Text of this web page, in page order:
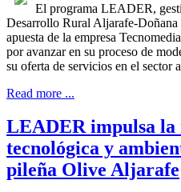
El programa LEADER,
Desarrollo Rural Aljarafe-
apuesta de la empresa
por avanzar en su proceso de
su oferta de servicios en el sector
Read more ...
LEADER impulsa la
tecnológica y
pileña Olive Aljarafe